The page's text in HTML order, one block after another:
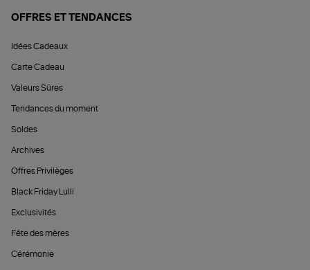
OFFRES ET TENDANCES
Idées Cadeaux
Carte Cadeau
Valeurs Sûres
Tendances du moment
Soldes
Archives
Offres Privilèges
Black Friday Lulli
Exclusivités
Fête des mères
Cérémonie